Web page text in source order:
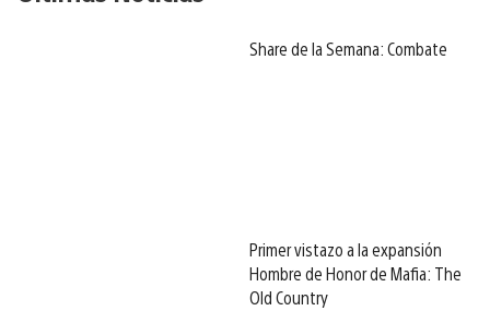
Share de la Semana: Combate
Primer vistazo a la expansión
Hombre de Honor de Mafia: The
Old Country